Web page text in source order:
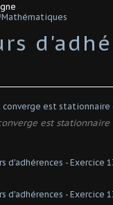
est stationnaire